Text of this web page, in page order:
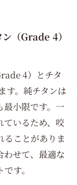
（Grade 4）
4）とチタ
す。純チタンは
最小限です。一
ているため、咬
ることがありま
わせて、最適な
す。